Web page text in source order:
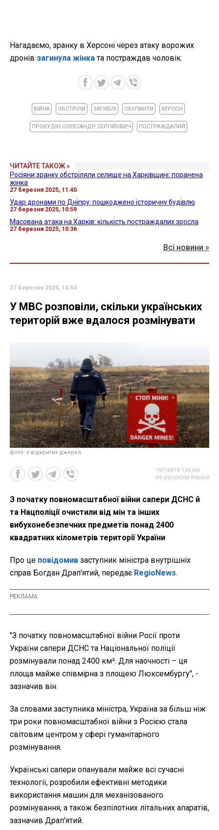
Нагадаємо, зранку в Херсоні через атаку ворожих
дронів загинула жінката постраждав чоловік.
ВІЙНА ОБСТРІЛИ ЗАГИБЛІ ОКУПАНТИ ХЕРСОН
ПРОКУДІН ОЛЕКСАНДР СЕРГІЙОВИЧ ПОСТРАЖДАЛИЙ
ЧИТАЙТЕ ТАКОЖ »
Росіяни зранку обстріляли селище на Харківщині: поранена
жінка
27 березня 2025, 11:40
Удар дронами по Дніпру: пошкоджено історичну будівлю
27 березня 2025, 10:59
Масована атака на Харків: кількість постраждалих зросла
27 березня 2025, 10:36
Всі новини »
27 березня 2025, 14:54
У МВС розповіли, скільки українських
територій вже вдалося розмінувати
фото: з відкритих джерел
Читайте также
на русском языке
З початку повномасштабної війни сапери ДСНС й
та Нацполіції очистили від мін та інших
вибухонебезпечних предметів понад 2400
квадратних кілометрів території України
Про це повідомив заступник міністра внутрішніх
справ Богдан Драп'ятий, передає RegioNews.
"З початку повномасштабної війни Росії проти
України сапери ДСНС та Національної поліції
розмінували понад 2400 км². Для наочності – ця
площа майже співмірна з площею Люксембургу", -
зазначив він.
За словами заступника міністра, Україна за більш ніж
три роки повномасштабної війни з Росією стала
світовим центром у сфері гуманітарного
розмінування.
Українські сапери опанували майже всі сучасні
технології, розробили ефективні методики
використання машин для механізованого
розмінування, а також безпілотних літальних апаратів,
зазначив Драп'ятий.